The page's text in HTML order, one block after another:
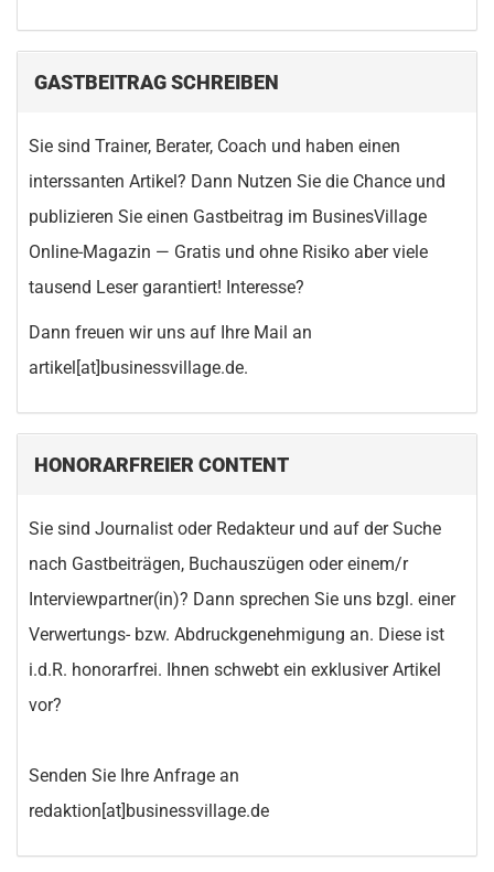
GASTBEITRAG SCHREIBEN
Sie sind Trainer, Berater, Coach und haben einen
interssanten Artikel? Dann Nutzen Sie die Chance und
publizieren Sie einen Gastbeitrag im BusinesVillage
Online-Magazin — Gratis und ohne Risiko aber viele
tausend Leser garantiert! Interesse?
Dann freuen wir uns auf Ihre Mail an
artikel[at]businessvillage.de.
HONORARFREIER CONTENT
Sie sind Journalist oder Redakteur und auf der Suche
nach Gastbeiträgen, Buchauszügen oder einem/r
Interviewpartner(in)? Dann sprechen Sie uns bzgl. einer
Verwertungs- bzw. Abdruckgenehmigung an. Diese ist
i.d.R. honorarfrei. Ihnen schwebt ein exklusiver Artikel
vor?
Senden Sie Ihre Anfrage an
redaktion[at]businessvillage.de